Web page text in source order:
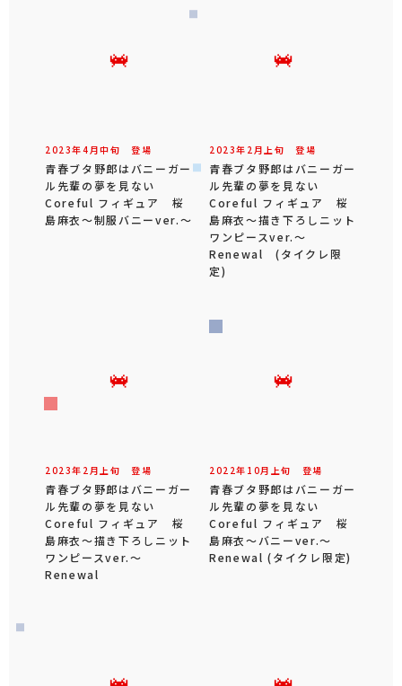
2023年4 月中旬 登場
青春ブタ野郎はバニーガー
ル先輩の夢を見ない
Coreful フィギュア 桜
島麻衣～制服バニーver.～
2023年 2 月 上旬 登場
青春ブタ野郎はバニーガー
ル先輩の夢を見ない
Coreful フィギュア 桜
島麻衣～描き下ろしニット
ワンピースver.～
Renewal (タイクレ限
定)
2023年 2 月 上旬 登場
青春ブタ野郎はバニーガー
ル先輩の夢を見ない
Coreful フィギュア 桜
島麻衣～描き下ろしニット
ワンピースver.～
Renewal
2022年 10月 上旬 登場
青春ブタ野郎はバニーガー
ル先輩の夢を見ない
Coreful フィギュア 桜
島麻衣～バニーver.～
Renewal (タイクレ限定)